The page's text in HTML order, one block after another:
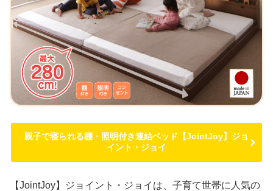
親子で寝られる棚・照明付き連結ベッド【JointJoy】ジョ
イント・ジョイ
【JointJoy】ジョイント・ジョイは、子育て世帯に人気の